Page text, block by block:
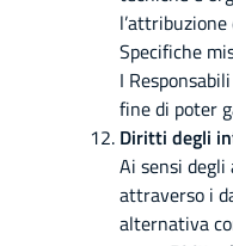
Specifiche
I
fine di poter
Diritti degli
Ai sensi
attraverso i
alternativa